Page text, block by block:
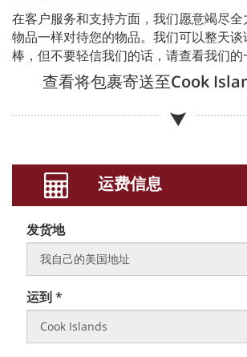
在客户服务和支持方面，我们愿意竭尽全
物品一样对待您的物品。我们可以整天谈
棒，但不要轻信我们的话，请查看我们的
查看将包裹寄送至Cook
运费信息
发货地
运到 *